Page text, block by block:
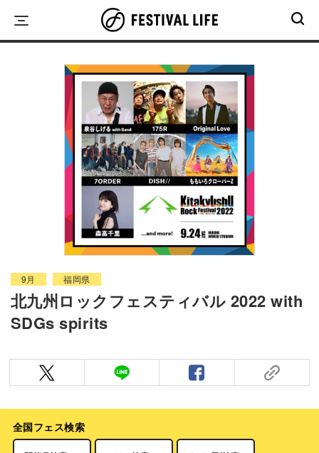
content
9月 福岡県
北九州ロックフェスティバル 2022 with
SDGs spirits
全国フェス検索